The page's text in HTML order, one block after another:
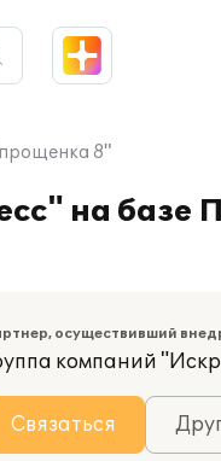
8"
на
осуществивший
компаний
Связаться